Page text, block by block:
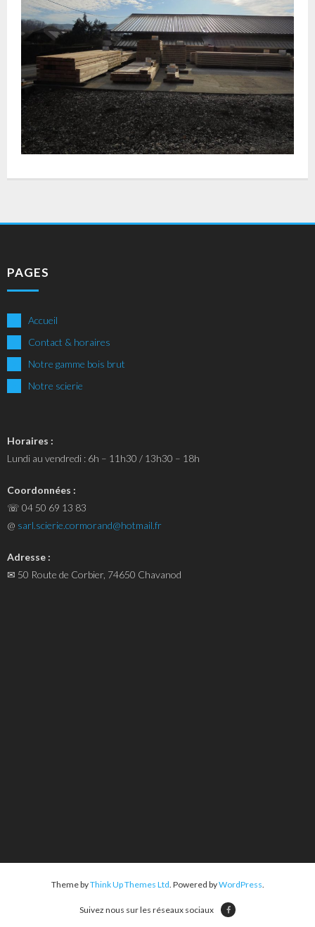
PAGES
Accueil
Contact & horaires
Notre gamme bois brut
Notre scierie
Horaires :
Lundi au vendredi : 6h – 11h30 / 13h30 – 18h
Coordonnées :
☏ 04 50 69 13 83
@ sarl.scierie.cormorand@hotmail.fr
Adresse :
✉ 50 Route de Corbier, 74650 Chavanod
Theme byThink Up Themes Ltd. Powered byWordPress.
Suivez nous sur les réseaux sociaux